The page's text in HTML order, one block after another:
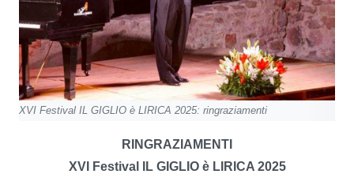
XVI Festival IL GIGLIO è LIRICA 2025: ringraziamenti
RINGRAZIAMENTI
XVI Festival IL GIGLIO è LIRICA 2025